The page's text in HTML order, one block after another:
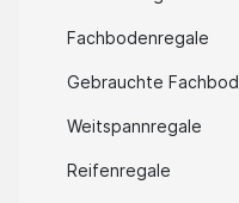
Fachbodenregale
Gebrauchte
Weitspannregale
Reifenregale